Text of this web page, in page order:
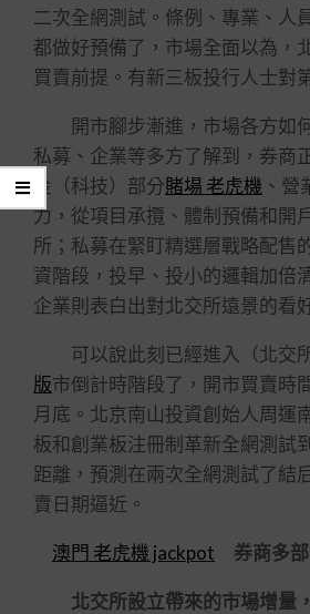
二次全網測試。條例、專業、人
都做好預備了，市場全面以為，
買賣前提。有新三板投行人士對
開市腳步漸進，市場各方如何
私募、企業等多方了解到，券商
金（科技）部分賭場 老虎機 、營
力，從項目承攬、體制預備和開
所；私募在緊盯精選層戰略配售
資階段，投早、投小的邏輯加倍
企業則表白出對北交所遠景的看
可以說此刻已經進入（北交
版市倒計時階段了，開市買賣時
月底。北京南山投資創始人周運
板和創業板注冊制革新全網測試
距離，預測在兩次全網測試了結
賣日期逼近。
澳門 老虎機 jackpot 券商多部
北交所設立帶來的市場增量